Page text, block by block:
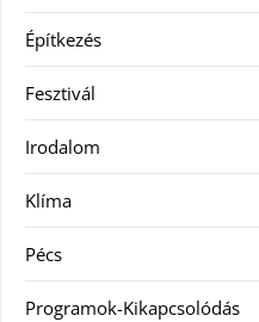
Építkezés
Fesztivál
Irodalom
Klíma
Pécs
Programok-Kikapcsolódás